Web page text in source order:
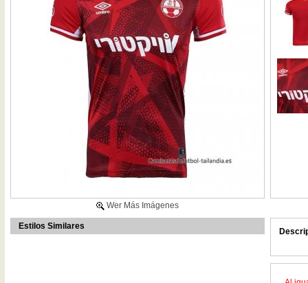
Wer Más Imágenes
Estilos Similares